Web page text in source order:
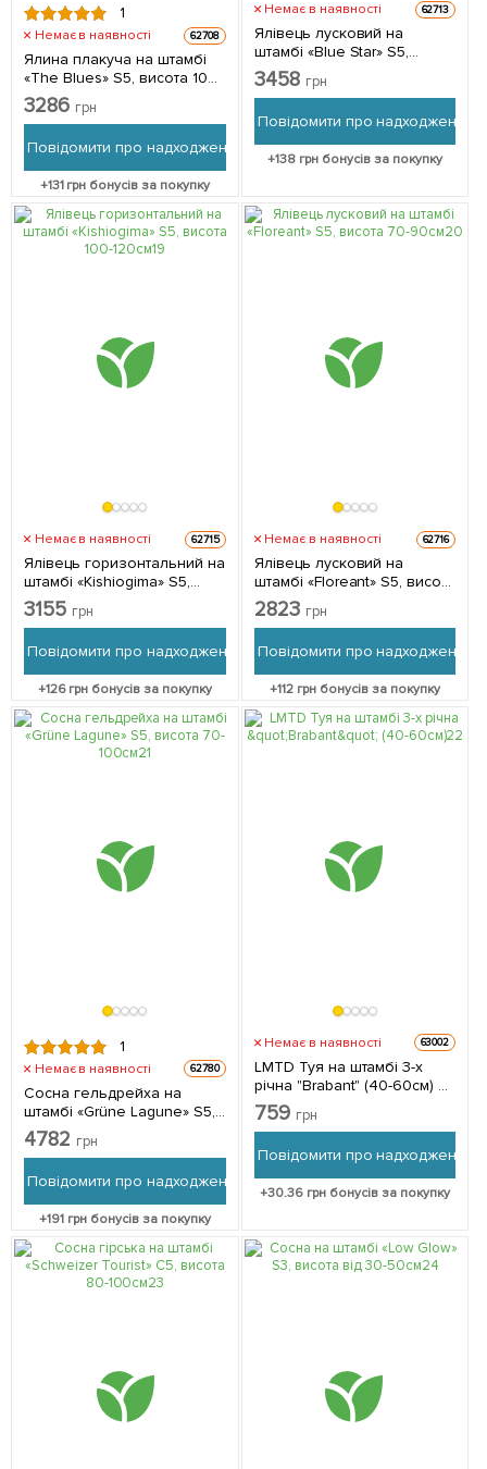
1
Немає в наявності 62708
Ялина плакуча на штамбі
«The Blues» S5, висота 100-
130см 1 саджанець в
упаковці
3286 грн
Повідомити про надходження
+131грн бонусів за покупку
Немає в наявності 62713
Ялівець лусковий на
штамбі «Blue Star» S5,
висота 70-90см 1
саджанець в упаковці
3458 грн
Повідомити про надходження
+138 грн бонусів за покупку
Немає в наявності 62715
Ялівець горизонтальний на
штамбі «Kishiogima» S5,
висота 100-120см 1
саджанець в упаковці
3155 грн
Повідомити про надходження
+126грн бонусів за покупку
Немає в наявності 62716
Ялівець лусковий на
штамбі «Floreant» S5, висота
70-90см 1 саджанець в
упаковці
2823 грн
Повідомити про надходження
+112 грн бонусів за покупку
1
Немає в наявності 62780
Сосна гельдрейха на
штамбі «Grüne Lagune» S5,
висота 70-100см 1
саджанець в упаковці
4782 грн
Повідомити про надходження
+191 грн бонусів за покупку
Немає в наявності 63002
LMTD Туя на штамбі 3-х
річна "Brabant" (40-60см) з
Нідерландів 1 саджанець в
упаковці
759 грн
Повідомити про надходження
+30.36 грн бонусів за покупку